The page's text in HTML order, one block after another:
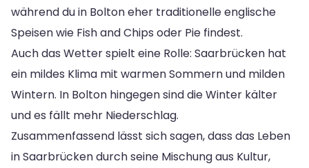
während du in Bolton eher traditionelle englische
Speisen wie Fish and Chips oder Pie findest.
Auch das Wetter spielt eine Rolle: Saarbrücken hat
ein mildes Klima mit warmen Sommern und milden
Wintern. In Bolton hingegen sind die Winter kälter
und es fällt mehr Niederschlag.
Zusammenfassend lässt sich sagen, dass das Leben
in Saarbrücken durch seine Mischung aus Kultur,